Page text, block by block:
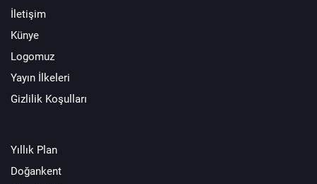
İletişim
Künye
Logomuz
Yayın İlkeleri
Gizlilik Koşulları
Yıllık Plan
Doğankent